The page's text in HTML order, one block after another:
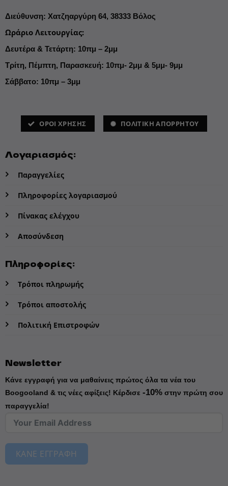
Διεύθυνση: Χατζηαργύρη 64, 38333 Βόλος
Ωράριο Λειτουργίας:
Δευτέρα & Τετάρτη: 10πμ – 2μμ
Τρίτη, Πέμπτη, Παρασκευή: 10πμ- 2μμ & 5μμ- 9μμ
Σάββατο: 10πμ – 3μμ
ΌΡΟΙ ΧΡΗΣΗΣ ΠΟΛΙΤΙΚΗ ΑΠΟΡΡΗΤΟΥ
Λογαριασμός:
Παραγγελίες
Πληροφορίες λογαριασμού
Πίνακας ελέγχου
Αποσύνδεση
Πληροφορίες:
Τρόποι πληρωμής
Τρόποι αποστολής
Πολιτική Επιστροφών
Newsletter
Κάνε εγγραφή για να μαθαίνεις πρώτος όλα τα νέα του
Boogooland & τις νέες αφίξεις! Κέρδισε -10%στην πρώτη σου
παραγγελία!
ΚΑΝΕ ΕΓΓΡΑΦΗ